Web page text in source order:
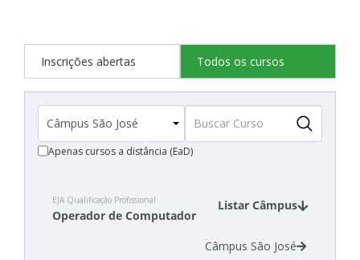
Inscrições abertas Todos os cursos
Apenas cursos a distância (EaD)
EJA Qualificação Profissional
Operador de Computador
Listar Câmpus
Câmpus São José